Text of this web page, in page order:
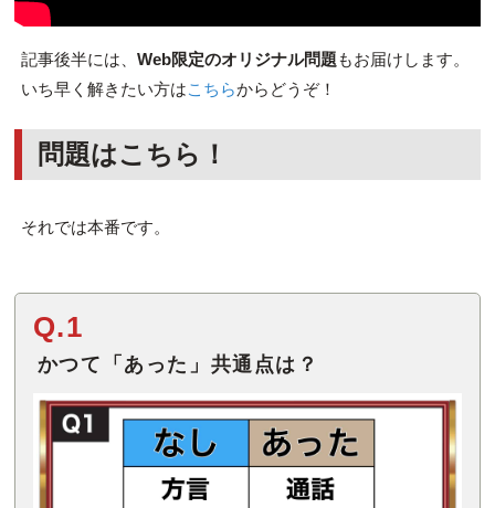
記事後半には、 Web限定のオリジナル問題 もお届けします。
いち早く解きたい方はこちらからどうぞ！
問題はこちら！
それでは本番です。
Q.1
かつて「あった」共通点は？